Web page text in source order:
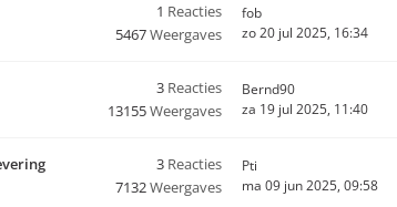
1 Reacties
5467Weergaves
fob
zo 20 jul 2025, 16:34
3 Reacties
13155Weergaves
Bernd90
za 19 jul 2025, 11:40
3 Reacties
7132Weergaves
Pti
ma 09 jun 2025, 09:58